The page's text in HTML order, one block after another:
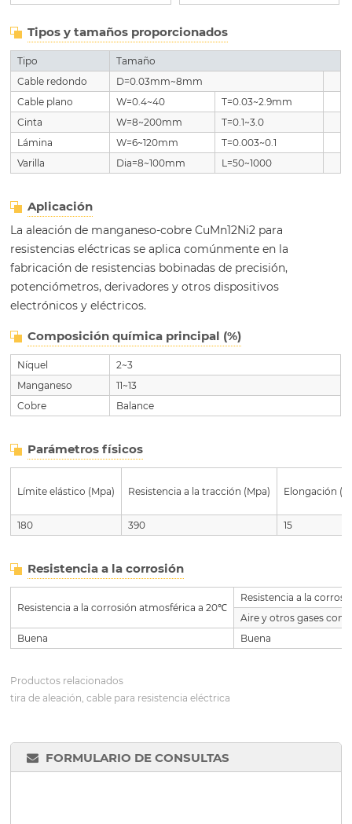
Tipos y tamaños proporcionados
Tipo
Tamaño
Cable redondo
D=0.03mm~8mm
Cable plano
W=0.4~40
T=0.03~2.9mm
Cinta
W=8~200mm
T=0.1~3.0
Lámina
W=6~120mm
T=0.003~0.1
Varilla
Dia=8~100mm L=50~1000
Aplicación
La aleación de manganeso-cobre CuMn12Ni2 para
resistencias eléctricas se aplica comúnmente en la
fabricación de resistencias bobinadas de precisión,
potenciómetros, derivadores y otros dispositivos
electrónicos y eléctricos.
Composición química principal (%)
Níquel
2~3
Manganeso
11~13
Cobre
Balance
Parámetros físicos
Límite elástico (Mpa) Resistencia a la tracción (Mpa) Elongación
180 390 15
Resistencia a la corrosión
Resistencia a la corrosión atmosférica a 20℃
Resistencia a la
Aire y otros gases con
Buena
Buena
Productos relacionados
tira de aleación, cable para resistencia eléctrica
FORMULARIO DE CONSULTAS